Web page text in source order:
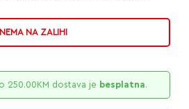
NEMA NA ZALIHI
250.00KM dostava je besplatna.